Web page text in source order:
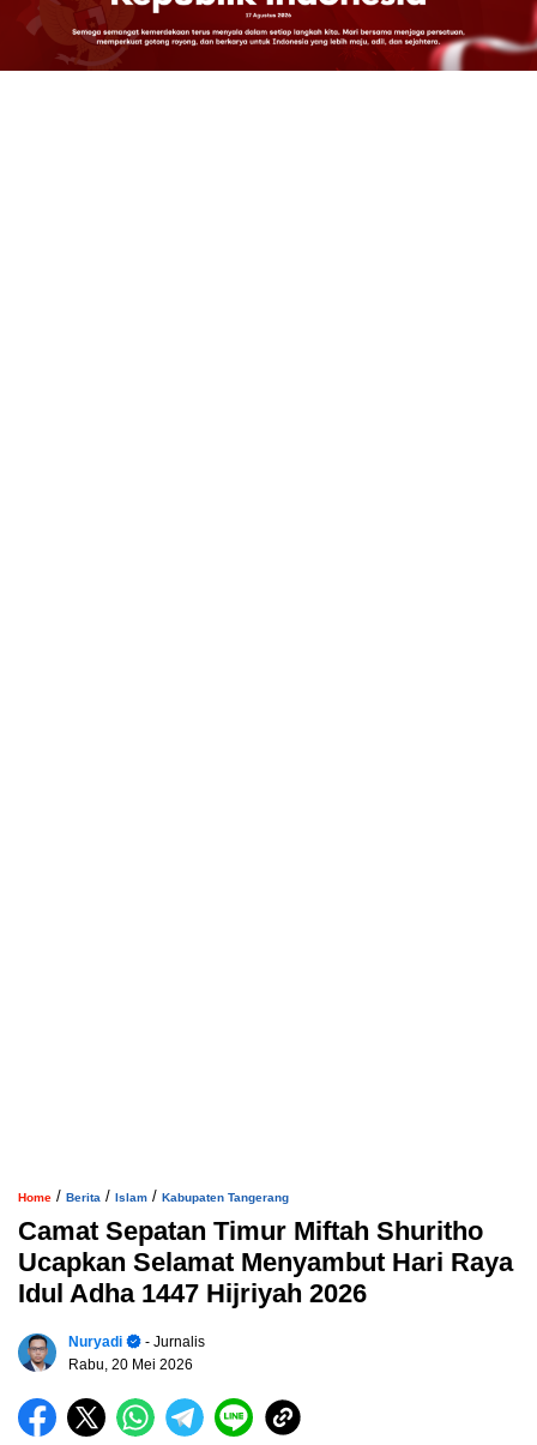
Home / Berita / Islam / Kabupaten Tangerang
Camat Sepatan Timur Miftah Shuritho
Ucapkan Selamat Menyambut Hari Raya
Idul Adha 1447 Hijriyah 2026
Nuryadi
- Jurnalis
Rabu, 20 Mei 2026